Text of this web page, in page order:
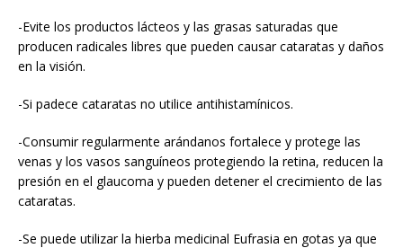
-Evite los productos lácteos y las grasas saturadas que
producen radicales libres que pueden causar cataratas y daños
en la visión.
-Si padece cataratas no utilice antihistamínicos.
-Consumir regularmente arándanos fortalece y protege las
venas y los vasos sanguíneos protegiendo la retina, reducen la
presión en el glaucoma y pueden detener el crecimiento de las
cataratas.
-Se puede utilizar la hierba medicinal Eufrasia en gotas ya que